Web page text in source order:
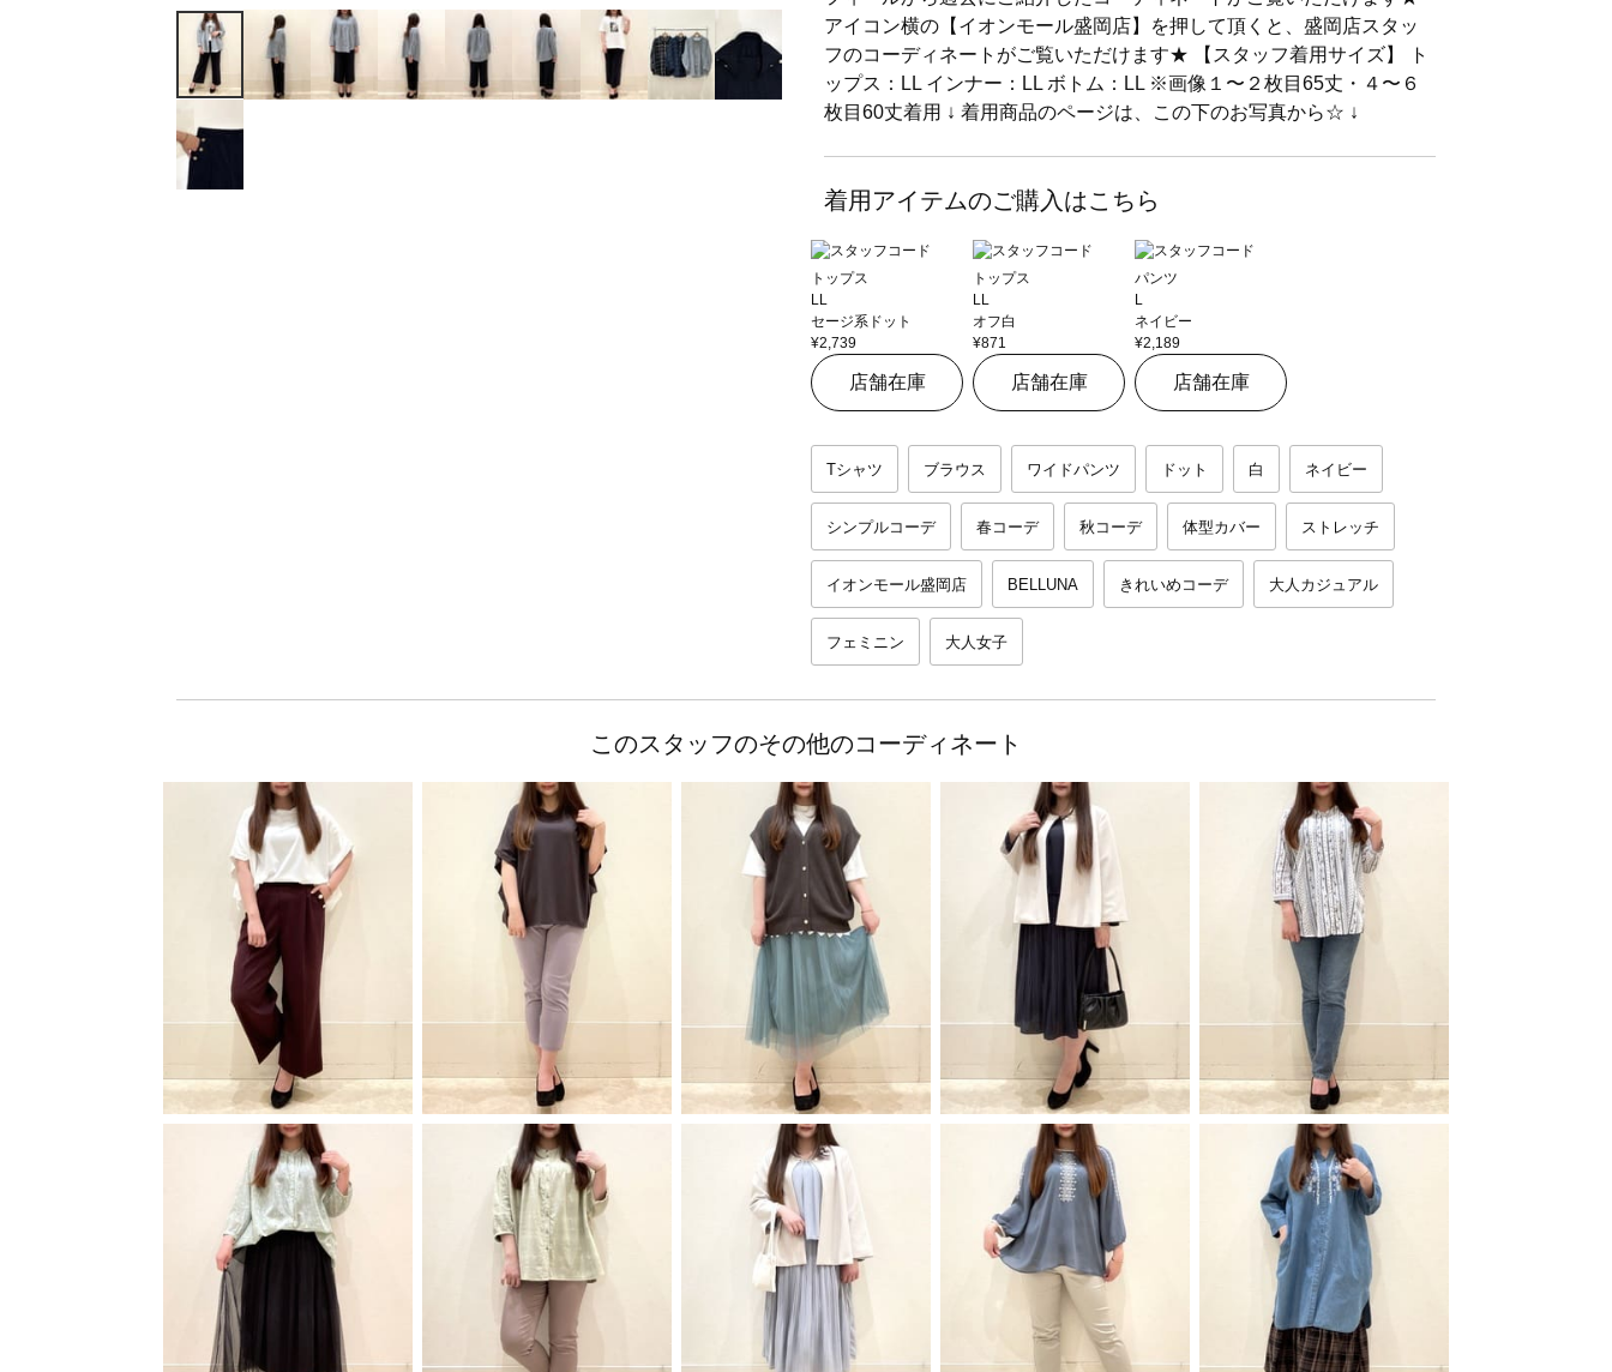
アイコン横の【イオンモール盛岡店】を押して頂くと、盛岡店スタッ
フのコーディネートがご覧いただけます★ 【スタッフ着用サイズ】 ト
ップス：LL インナー：LL ボトム：LL ※画像１〜２枚目65丈・４〜６
枚目60丈着用 ↓ 着用商品のページは、この下のお写真から☆ ↓
着用アイテムのご購入はこちら
トップス
LL
セージ系ドット
¥2,739
店舗在庫
トップス
LL
オフ白
¥871
店舗在庫
パンツ
L
ネイビー
¥2,189
店舗在庫
Tシャツ ブラウス ワイドパンツ ドット 白 ネイビー
シンプルコーデ 春コーデ 秋コーデ 体型カバー ストレッチ
イオンモール盛岡店 BELLUNA きれいめコーデ 大人カジュアル
フェミニン 大人女子
このスタッフのその他のコーディネート